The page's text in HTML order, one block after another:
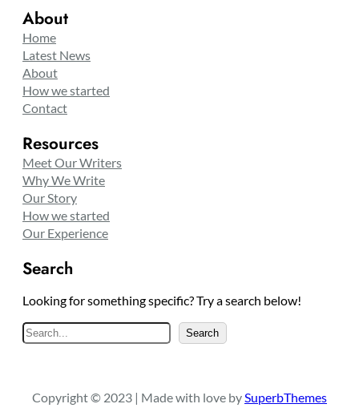
About
Home
Latest News
About
How we started
Contact
Resources
Meet Our Writers
Why We Write
Our Story
How we started
Our Experience
Search
Looking for something specific? Try a search below!
e
c
Search
Copyright © 2023 | Made with love bySuperbThemes